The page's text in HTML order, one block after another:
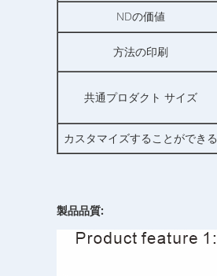
NDの価値
方法の印刷
共通プロダクト サイズ
カスタマイズすることができる
製品品質: